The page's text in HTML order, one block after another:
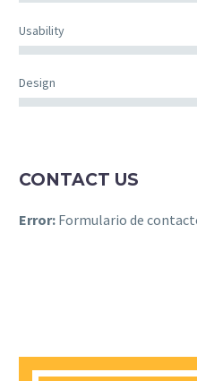
Usability
Design
CONTACT US
Error: Formulario de